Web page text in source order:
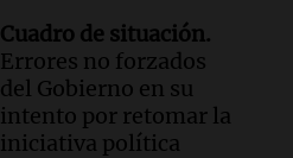
Cuadro de situación.
Errores no forzados
del Gobierno en su
intento por retomar la
iniciativa política